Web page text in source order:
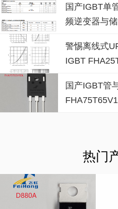
国产IGBT单
频逆变器与
警惕离线式
IGBT
国产IGBT管
热门